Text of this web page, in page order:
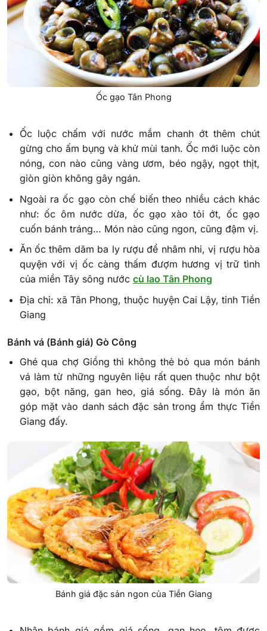
Ốc gạo Tân Phong
Ốc luộc chấm với nước mắm chanh ớt thêm chút
gừng cho ấm bụng và khử mùi tanh. Ốc mới luộc còn
nóng, con nào cũng vàng ươm, béo ngậy, ngọt thịt,
giòn giòn không gây ngán.
Ngoài ra ốc gạo còn chế biến theo nhiều cách khác
như: ốc ôm nước dừa, ốc gạo xào tỏi ớt, ốc gạo
cuốn bánh tráng… Món nào cũng ngon, cũng đậm vị.
Ăn ốc thêm dăm ba ly rượu để nhâm nhi, vị rượu hòa
quyện với vị ốc càng thấm đượm hương vị trữ tình
của miền Tây sông nước cù lao Tân Phong
Địa chỉ: xã Tân Phong, thuộc huyện Cai Lậy, tỉnh Tiền
Giang
Bánh vá (Bánh giá) Gò Công
Ghé qua chợ Giồng thì không thẻ bỏ qua món bánh
vá làm từ những nguyên liệu rất quen thuộc như bột
gạo, bột năng, gan heo, giá sống. Đây là món ăn
góp mặt vào danh sách đặc sản trong ẩm thực Tiền
Giang đấy.
Bánh giá đặc sản ngon của Tiền Giang